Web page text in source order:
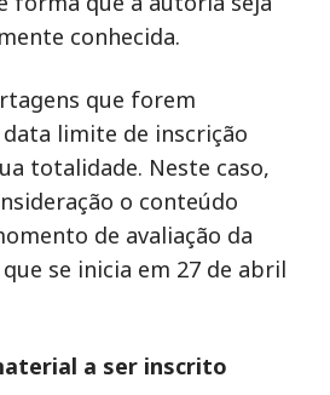
conhecida.
que forem
limite de inscrição
totalidade. Neste caso,
o conteúdo
de avaliação da
se inicia em 27 de abril
a ser inscrito